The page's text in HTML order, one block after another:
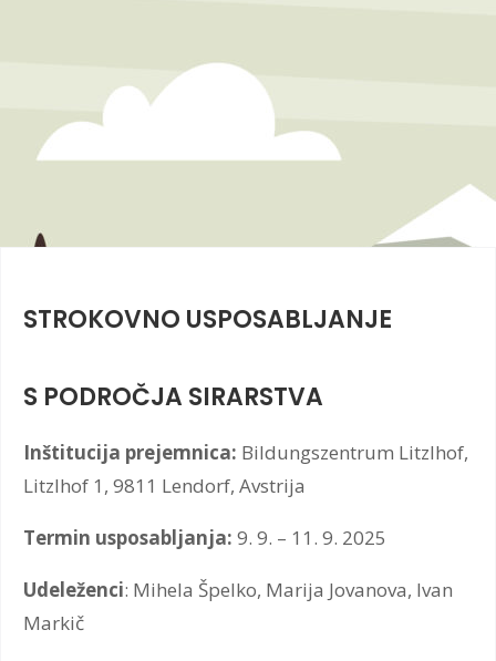
STROKOVNO USPOSABLJANJE
S PODROČJA SIRARSTVA
Inštitucija prejemnica: Bildungszentrum Litzlhof,
Litzlhof 1, 9811 Lendorf, Avstrija
Termin usposabljanja: 9. 9. – 11. 9. 2025
Udeleženci: Mihela Špelko, Marija Jovanova, Ivan
Markič